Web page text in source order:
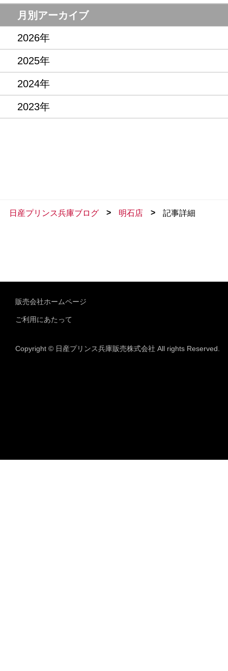
話題の情報
月別アーカイブ
2026年
2025年
2024年
2023年
日産プリンス兵庫ブログ > 明石店 > 記事詳細
販売会社ホームページ
ご利用にあたって
Copyright © 日産プリンス兵庫販売株式会社 All rights Reserved.